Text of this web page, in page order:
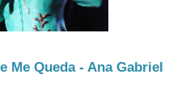
Me Queda - Ana Gabriel